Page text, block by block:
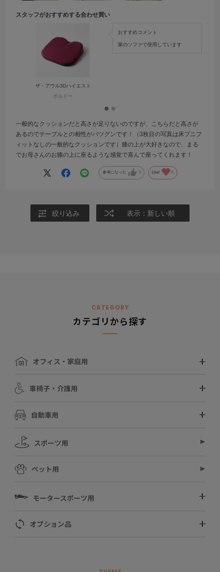
スタッフがおすすめする合わせ買い
ザ・アウル3Dハイエスト
ボルドー
おすすめコメント
家のソファで使用しています
一般的なクッションだと高さが足りないのですが、こちらだと高さが
あるのでテーブルとの相性がバツグンです！（3枚目の写真は床プニフ
ィットなしの一般的なクッションです）膝の上が大好きなので、まる
でお母さんのお膝の上に座るような感覚で喜んで座ってくれます！
参考になった 3 Like! 5
絞り込み 表示：新しい順
CATEGORY
カテゴリから探す
オフィス・家庭用
車椅子・介護用
自動車用
スポーツ用
ペット用
モータースポーツ用
オプション品